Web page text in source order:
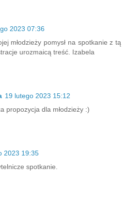
2023 07:36
młodzieży pomysł na spotkanie z tą
urozmaicą treść. Izabela
19 lutego 2023 15:12
propozycja dla młodzieży :)
2023 19:35
spotkanie.